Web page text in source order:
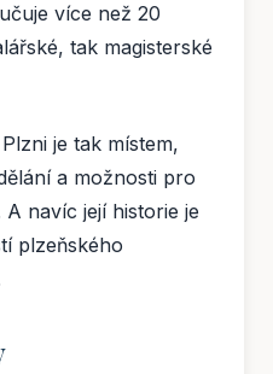
více než 20
tak magisterské
je tak místem,
a možnosti pro
navíc její historie je
plzeňského